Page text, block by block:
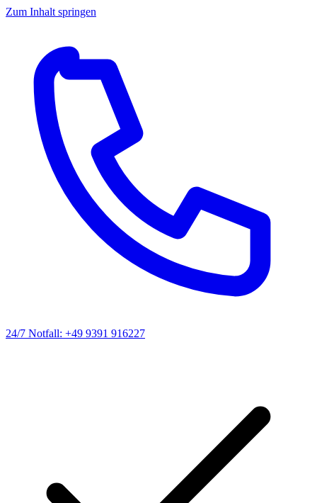
Zum Inhalt springen
24/7 Notfall: +49 9391 916227